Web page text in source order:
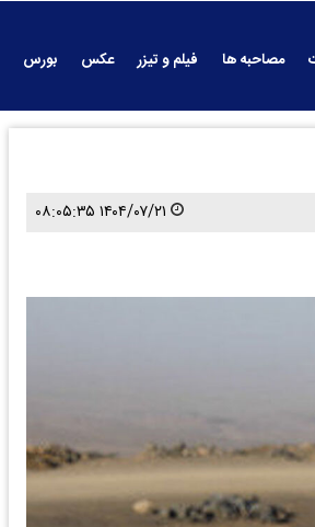
مصاحبه ها فیلم و تیزر عکس بورس
۱۴۰۴/۰۷/۲۱ ۰۸:۰۵:۳۵